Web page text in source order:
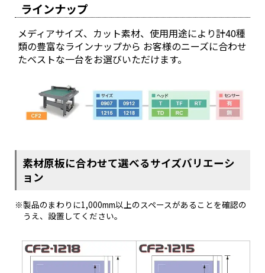
ラインナップ
メディアサイズ、カット素材、使用用途により計40種
類の豊富なラインナップから お客様のニーズに合わせ
たベストな一台をお選びいただけます。
素材原板に合わせて選べるサイズバリエーシ
ョン
製品のまわりに1,000mm以上のスペースがあることを確認の
うえ、設置してください。